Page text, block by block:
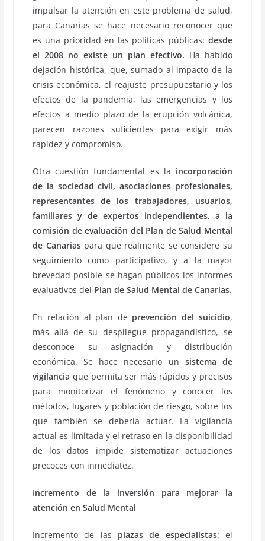
impulsar la atención en este problema de salud,
para Canarias se hace necesario reconocer que
es una prioridad en las políticas públicas: desde
el 2008 no existe un plan efectivo. Ha habido
dejación histórica, que, sumado al impacto de la
crisis económica, el reajuste presupuestario y los
efectos de la pandemia, las emergencias y los
efectos a medio plazo de la erupción volcánica,
parecen razones suficientes para exigir más
rapidez y compromiso.
Otra cuestión fundamental es la incorporación
de la sociedad civil, asociaciones profesionales,
representantes de los trabajadores, usuarios,
familiares y de expertos independientes, a la
comisión de evaluación del Plan de Salud Mental
de Canariaspara que realmente se considere su
seguimiento como participativo, y a la mayor
brevedad posible se hagan públicos los informes
evaluativos del Plan de Salud Mental de Canarias.
En relación al plan de prevención del suicidio,
más allá de su despliegue propagandístico, se
desconoce su asignación y distribución
económica. Se hace necesario un sistema de
vigilancia que permita ser más rápidos y precisos
para monitorizar el fenómeno y conocer los
métodos, lugares y población de riesgo, sobre los
que también se debería actuar. La vigilancia
actual es limitada y el retraso en la disponibilidad
de los datos impide sistematizar actuaciones
precoces con inmediatez.
Incremento de la inversión para mejorar la
atención en Salud Mental
Incremento de las plazas de especialistas: el